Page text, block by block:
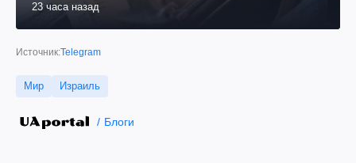
23 часа назад
Источник:Telegram
Мир Израиль
Блоги